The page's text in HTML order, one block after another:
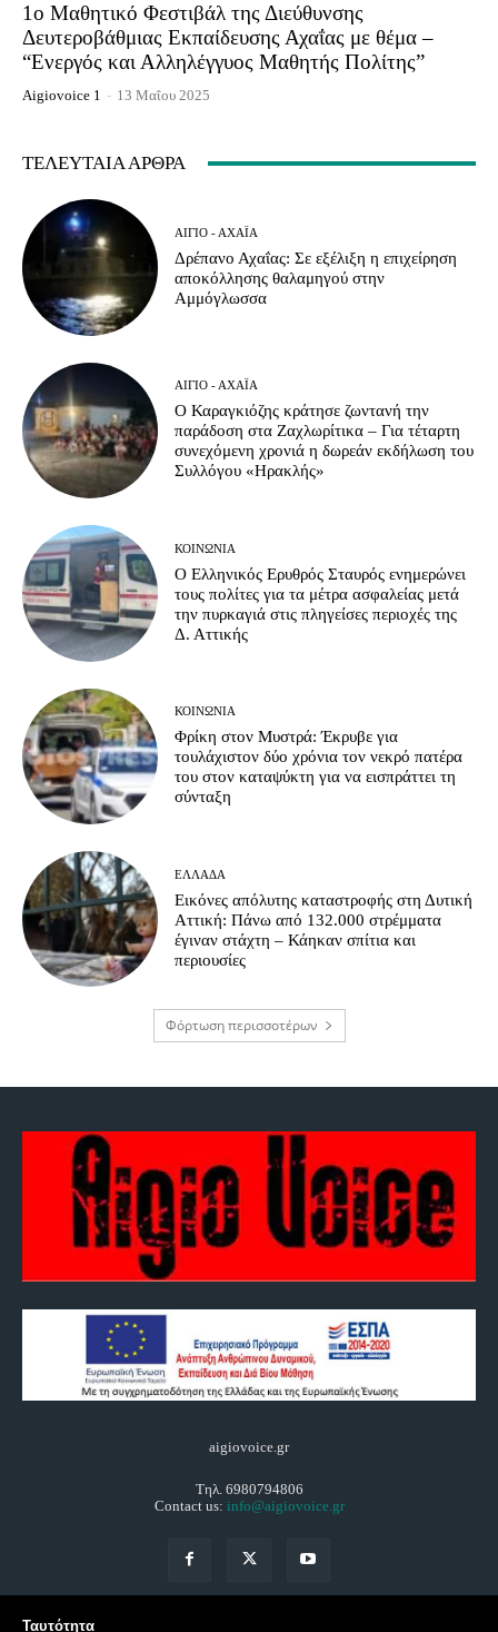
1ο Μαθητικό Φεστιβάλ της Διεύθυνσης
Δευτεροβάθμιας Εκπαίδευσης Αχαΐας με θέμα –
“Ενεργός και Αλληλέγγυος Μαθητής Πολίτης”
Aigiovoice 1 - 13 Μαΐου 2025
ΤΕΛΕΥΤΑΊΑ ΆΡΘΡΑ
ΑΊΓΙΟ - ΑΧΑΪ́Α
Δρέπανο Αχαΐας: Σε εξέλιξη η επιχείρηση
αποκόλλησης θαλαμηγού στην
Αμμόγλωσσα
ΑΊΓΙΟ - ΑΧΑΪ́Α
Ο Καραγκιόζης κράτησε ζωντανή την
παράδοση στα Ζαχλωρίτικα – Για τέταρτη
συνεχόμενη χρονιά η δωρεάν εκδήλωση του
Συλλόγου «Ηρακλής»
ΚΟΙΝΩΝΊΑ
Ο Ελληνικός Ερυθρός Σταυρός ενημερώνει
τους πολίτες για τα μέτρα ασφαλείας μετά
την πυρκαγιά στις πληγείσες περιοχές της
Δ. Αττικής
ΚΟΙΝΩΝΊΑ
Φρίκη στον Μυστρά: Έκρυβε για
τουλάχιστον δύο χρόνια τον νεκρό πατέρα
του στον καταψύκτη για να εισπράττει τη
σύνταξη
ΕΛΛΆΔΑ
Εικόνες απόλυτης καταστροφής στη Δυτική
Αττική: Πάνω από 132.000 στρέμματα
έγιναν στάχτη – Κάηκαν σπίτια και
περιουσίες
Φόρτωση περισσοτέρων
aigiovoice.gr
Τηλ. 6980794806
Contact us: info@aigiovoice.gr
Ταυτότητα